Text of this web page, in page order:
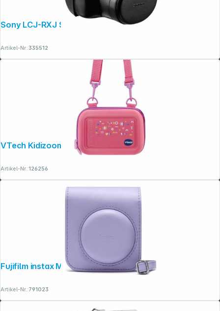
Sony LCJ-RXJ Schutzhülle für RX10
Artikel-Nr.:335512
VTech Kidizoom Tasche pink Neu
Artikel-Nr.:126256
Fujifilm instax Mini 12 Tasche lilac-purple
Artikel-Nr.:791023